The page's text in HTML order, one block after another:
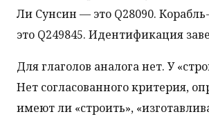
Ли Сунсин — это Q28090.
это Q249845. Идентификация
Для глаголов аналога нет. У
Нет согласованного критерия,
имеют ли «строить»,